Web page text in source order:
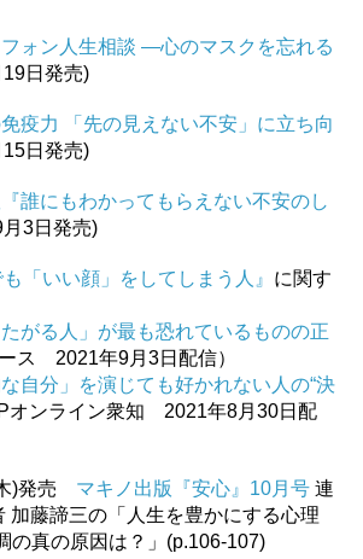
フォン人生相談 ―心のマスクを忘れる
日発売)
免疫力 「先の見えない不安」に立ち向
日発売)
誰にもわかってもらえない不安のし
3日発売)
も「いい顔」をしてしまう人』 に関す
たがる人」が最も恐れているものの正
ース 2021年9月3日配信）
な自分」を演じても好かれない人の“決
オンライン衆知 2021年8月30日配
)発売 マキノ出版『安心』10月号 連
加藤諦三の「人生を豊かにする心理
の真の原因は？」(p.106-107)